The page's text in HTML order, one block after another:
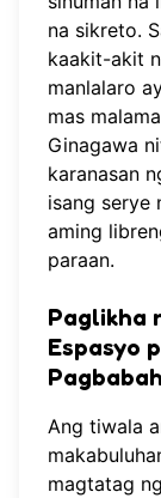
na sikreto.
kaakit-akit
manlalaro
mas
Ginagawa
karanasan
isang serye
aming
paraan.
Paglikha
Espasyo
Ang tiwala
magtatag